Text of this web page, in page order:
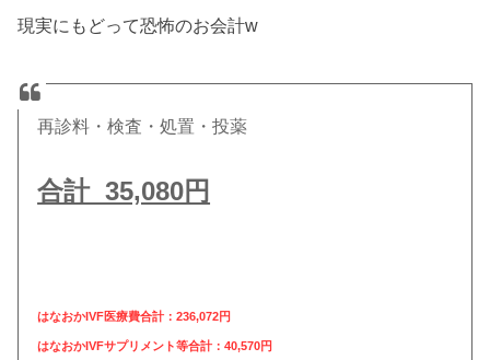
現実にもどって恐怖のお会計w
再診料・検査・処置・投薬
合計 35,080円
はなおかIVF医療費合計：236,072円
はなおかIVFサプリメント等合計：40,570円